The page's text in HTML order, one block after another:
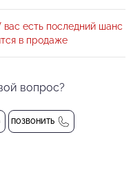
комфорт. Фирменный
и
не линяет и быстро
самых смелых
вас есть последний шанс
в продаже
вопрос?
ПОЗВОНИТЬ